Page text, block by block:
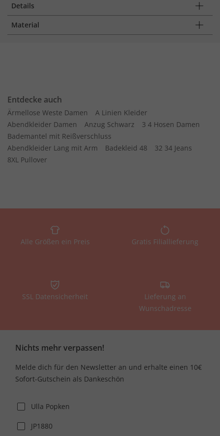
Details
Material
Entdecke auch
Ärmellose Weste Damen
A Linien Kleider
Abendkleider Damen
Anzug Schwarz
3 4 Hosen Damen
Bademantel mit Reißverschluss
Abendkleider Lang mit Arm
Badekleid 48
32 34 Jeans
8XL Pullover
Alle Größen ein Preis Gratis Filiallieferung
SSL Datensicherheit
Lieferung an
Wunschadresse
Nichts mehr verpassen!
Melde dich für den Newsletter an und erhalte einen 10€
Sofort-Gutschein als Dankeschön
Ulla Popken
JP1880